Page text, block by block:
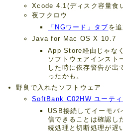
Xcode 4.1(ディスク容量食
夜フクロウ
「NGワード」タブ を追
Java for Mac OS X 10.7
App Store経由じゃな
ソフトウェアインスト
した時に依存警告が出
ったかも。
野良で入れたソフトウェア
SoftBank C02HW ユーティ
USB接続してイーモバ
信できることは確認し
続処理と切断処理が遅